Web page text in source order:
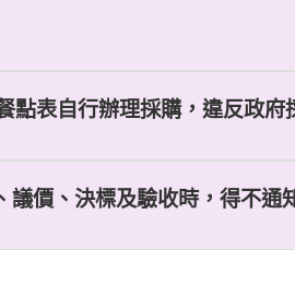
表自行辦理採購，違反政
價、決標及驗收時，得不